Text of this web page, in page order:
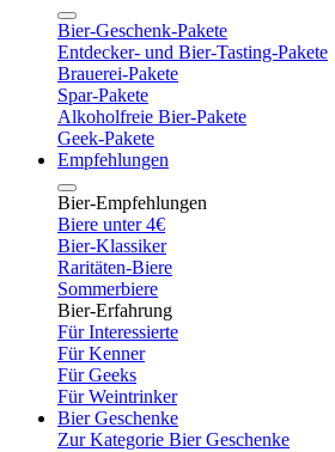
Bier-Geschenk-Pakete
Entdecker- und Bier-Tasting-Pakete
Brauerei-Pakete
Spar-Pakete
Alkoholfreie Bier-Pakete
Geek-Pakete
Empfehlungen
Bier-Empfehlungen
Biere unter 4€
Bier-Klassiker
Raritäten-Biere
Sommerbiere
Bier-Erfahrung
Für Interessierte
Für Kenner
Für Geeks
Für Weintrinker
Bier Geschenke
Zur Kategorie Bier Geschenke